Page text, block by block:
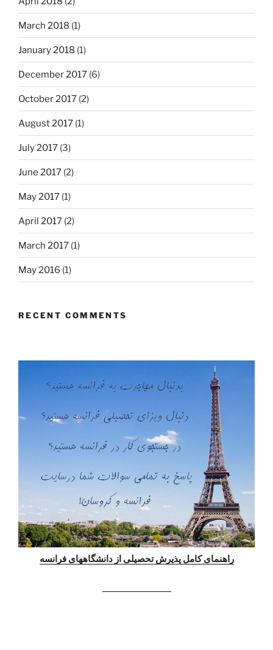
March 2018 (1)
January 2018 (1)
December 2017 (6)
October 2017 (2)
August 2017 (1)
July 2017 (3)
June 2017 (2)
May 2017 (1)
April 2017 (2)
March 2017 (1)
May 2016 (1)
RECENT COMMENTS
راهنمای کامل پذیرش تحصیلی از دانشگاههای فرانسه